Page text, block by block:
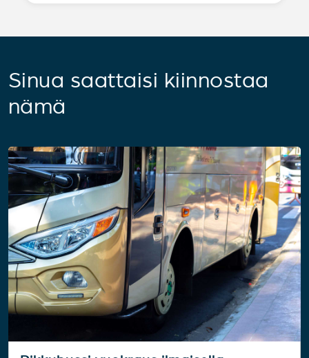
Sinua saattaisi kiinnostaa
nämä